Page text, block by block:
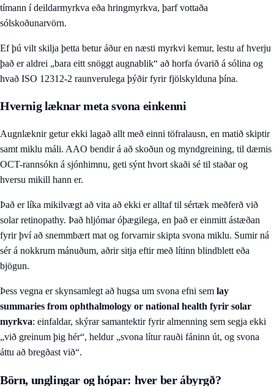
tímann í deildarmyrkva eða hringmyrkva, þarf vottaða
sólskoðunarvörn.
Ef þú vilt skilja þetta betur áður en næsti myrkvi kemur, lestu af hverju
það er aldrei „bara eitt snöggt augnablik“ að horfa óvarið á sólina og
hvað ISO 12312-2 raunverulega þýðir fyrir fjölskylduna þína.
Hvernig læknar meta svona einkenni
Augnlæknir getur ekki lagað allt með einni töfralausn, en matið skiptir
samt miklu máli. AAO bendir á að skoðun og myndgreining, til dæmis
OCT-rannsókn á sjónhimnu, geti sýnt hvort skaði sé til staðar og
hversu mikill hann er.
Það er líka mikilvægt að vita að ekki er alltaf til sértæk meðferð við
solar retinopathy. Það hljómar óþægilega, en það er einmitt ástæðan
fyrir því að snemmbært mat og forvarnir skipta svona miklu. Sumir ná
sér á nokkrum mánuðum, aðrir sitja eftir með lítinn blindblett eða
bjögun.
Þess vegna er skynsamlegt að hugsa um svona efni sem lay
summaries from ophthalmology or national health fyrir solar
myrkva: einfaldar, skýrar samantektir fyrir almenning sem segja ekki
„við greinum þig hér“, heldur „svona lítur rauði fáninn út, og svona
áttu að bregðast við“.
Börn, unglingar og hópar: hver ber ábyrgð?